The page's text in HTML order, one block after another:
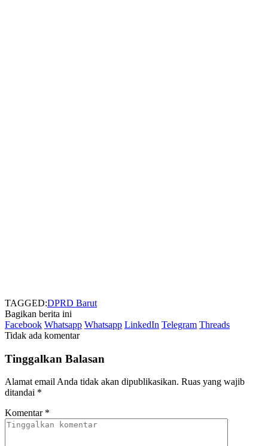
TAGGED:DPRD Barut
Bagikan berita ini
Facebook Whatsapp Whatsapp LinkedIn Telegram Threads
Tidak ada komentar
Tinggalkan Balasan
Alamat email Anda tidak akan dipublikasikan. Ruas yang wajib
ditandai *
Komentar *